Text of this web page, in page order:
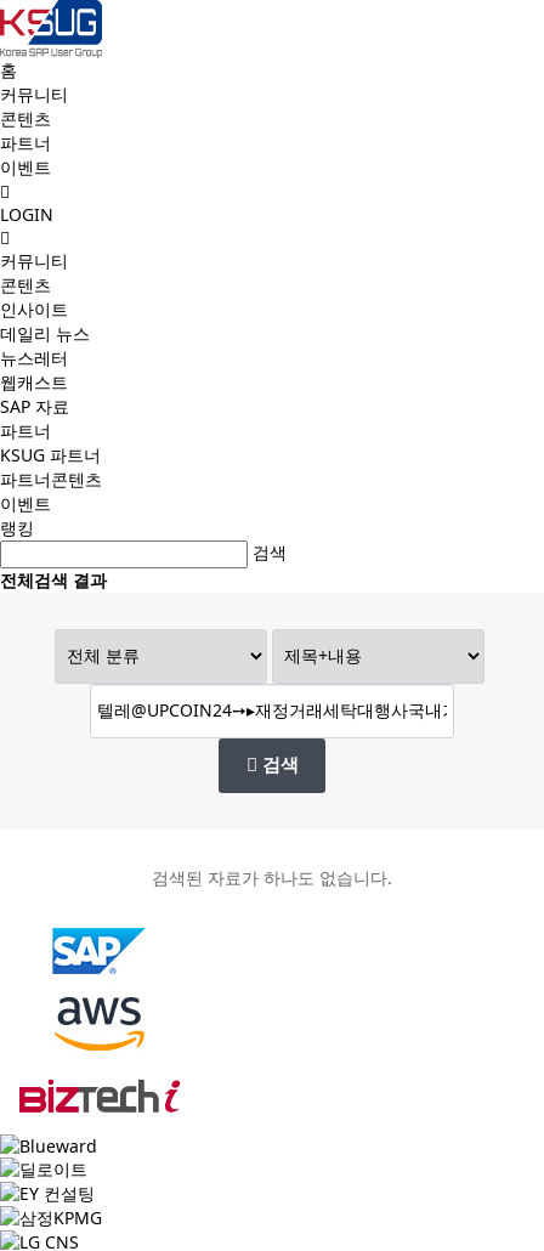
홈
커뮤니티
콘텐츠
파트너
이벤트
LOGIN
커뮤니티
콘텐츠
인사이트
데일리 뉴스
뉴스레터
웹캐스트
SAP 자료
파트너
KSUG 파트너
파트너콘텐츠
이벤트
랭킹
검색
전체검색 결과
검색
검색된 자료가 하나도 없습니다.